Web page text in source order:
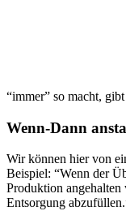
“immer” so macht,
Wenn-Dann
Wir können hier von
Beispiel: “Wenn der
Produktion
Entsorgung